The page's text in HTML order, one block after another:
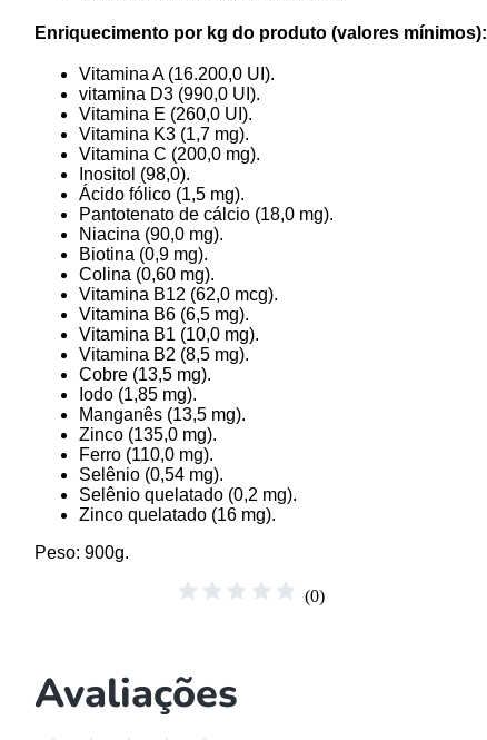
Enriquecimento por kg do produto (valores mínimos):
Vitamina A (16.200,0 UI).
vitamina D3 (990,0 UI).
Vitamina E (260,0 UI).
Vitamina K3 (1,7 mg).
Vitamina C (200,0 mg).
Inositol (98,0).
Ácido fólico (1,5 mg).
Pantotenato de cálcio (18,0 mg).
Niacina (90,0 mg).
Biotina (0,9 mg).
Colina (0,60 mg).
Vitamina B12 (62,0 mcg).
Vitamina B6 (6,5 mg).
Vitamina B1 (10,0 mg).
Vitamina B2 (8,5 mg).
Cobre (13,5 mg).
Iodo (1,85 mg).
Manganês (13,5 mg).
Zinco (135,0 mg).
Ferro (110,0 mg).
Selênio (0,54 mg).
Selênio quelatado (0,2 mg).
Zinco quelatado (16 mg).
Peso: 900g.
☆ ☆ ☆ ☆ ☆ (0)
Avaliações